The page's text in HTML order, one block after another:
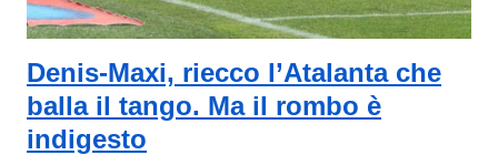
Denis-Maxi, riecco l’Atalanta che
balla il tango. Ma il rombo è
indigesto